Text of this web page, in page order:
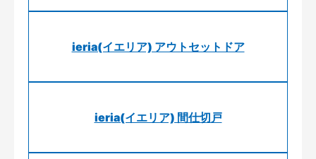
ieria(イエリア) アウトセットドア
ieria(イエリア) 間仕切戸